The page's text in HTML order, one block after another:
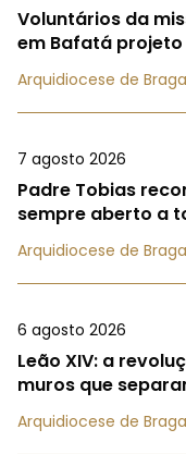
Voluntários da
em Bafatá
Arquidiocese de Braga
7 agosto 2026
Padre Tobias
sempre aberto a
Arquidiocese de Braga
6 agosto 2026
Leão XIV: a
muros que
Arquidiocese de Braga